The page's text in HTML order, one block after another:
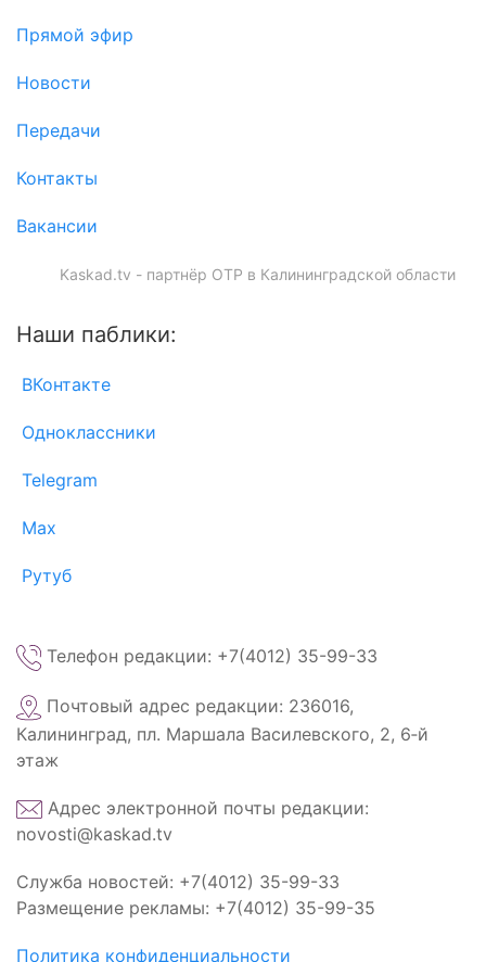
Прямой эфир
Новости
Передачи
Контакты
Вакансии
Kaskad.tv - партнёр ОТР в Калининградской области
Наши паблики:
ВКонтакте
Одноклассники
Telegram
Max
Рутуб
Телефон редакции: +7(4012) 35-99-33
Почтовый адрес редакции: 236016,
Калининград, пл. Маршала Василевского, 2, 6‑й
этаж
Адрес электронной почты редакции:
novosti@kaskad.tv
Служба новостей: +7(4012) 35-99-33
Размещение рекламы: +7(4012) 35-99-35
Политика конфиденциальности